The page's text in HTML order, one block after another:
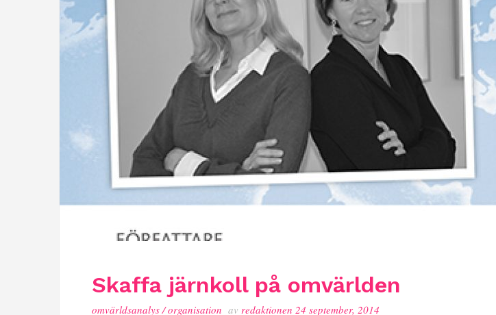
Skaffa järnkoll på omvärlden
omvärldsanalys/organisation av redaktionen 24 september, 2014